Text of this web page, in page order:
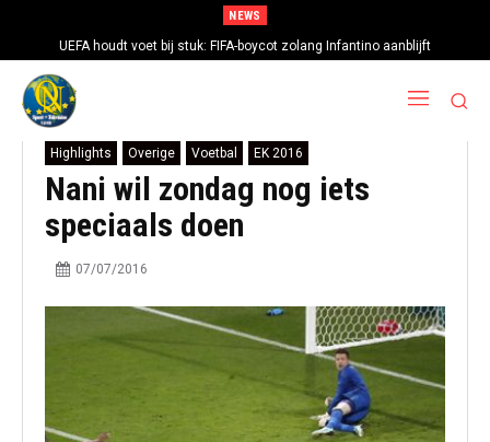
NEWS
UEFA houdt voet bij stuk: FIFA-boycot zolang Infantino aanblijft
Highlights Overige Voetbal EK 2016
Nani wil zondag nog iets
speciaals doen
07/07/2016